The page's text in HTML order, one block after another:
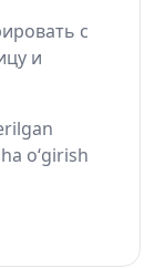
с
и
o‘girish